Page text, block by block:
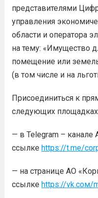
представителями
управления
области и оператора
на тему: «Имущество
помещение или
(в том числе и на
Присоединиться к
следующих
— в Telegram –
ссылке https://t.me/
— на странице АО
ссылке https://vk.сом/